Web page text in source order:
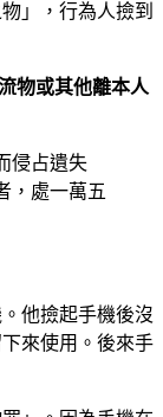
」，行為人撿到
物或其他離本人
侵占遺失
，處一萬五
他撿起手機後沒
來使用。後來手